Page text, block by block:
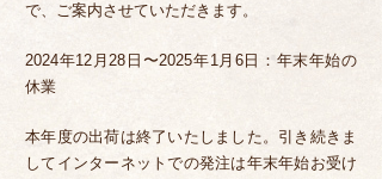
で、ご案内させていただきます。
2024年12月28日〜2025年1月6日：年末年始の
休業
本年度の出荷は終了いたしました。引き続きま
してインターネットでの発注は年末年始お受け